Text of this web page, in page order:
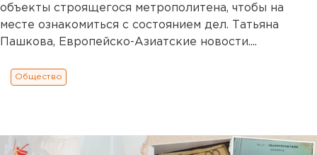
объекты строящегося метрополитена, чтобы на
месте ознакомиться с состоянием дел. Татьяна
Пашкова, Европейско-Азиатские новости....
Общество